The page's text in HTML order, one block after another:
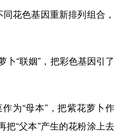
花色基因重新排列组合，
“联姻”，把彩色基因引了
为“母本”，把紫花萝卜作
“父本”产生的花粉涂上去